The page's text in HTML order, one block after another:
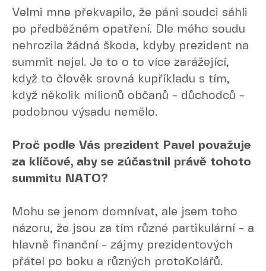
Velmi mne překvapilo, že páni soudci sáhli
po předběžném opatření. Dle mého soudu
nehrozila žádná škoda, kdyby prezident na
summit nejel. Je to o to více zarážející,
když to člověk srovná kupříkladu s tím,
když několik milionů občanů - důchodců -
podobnou výsadu nemělo.
Proč podle Vás prezident Pavel považuje
za klíčové, aby se zúčastnil právě tohoto
summitu NATO?
Mohu se jenom domnívat, ale jsem toho
názoru, že jsou za tím různé partikulární - a
hlavně finanční - zájmy prezidentových
přátel po boku a různých protoKolářů.